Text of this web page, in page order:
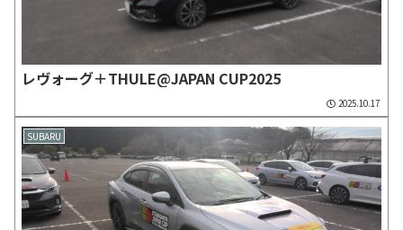
レヴォーグ＋THULE@JAPAN CUP2025
2025.10.17
SUBARU